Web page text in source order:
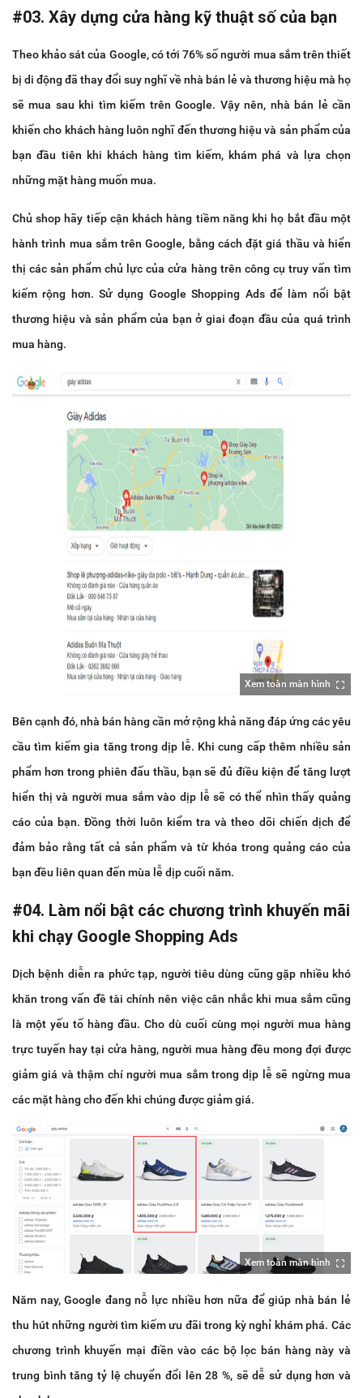
#03. Xây dựng cửa hàng kỹ thuật số của bạn
Theo khảo sát của Google, có tới 76% số người mua sắm trên thiết
bị di động đã thay đổi suy nghĩ về nhà bán lẻ và thương hiệu mà họ
sẽ mua sau khi tìm kiếm trên Google. Vậy nên, nhà bán lẻ cần
khiến cho khách hàng luôn nghĩ đến thương hiệu và sản phẩm của
bạn đầu tiên khi khách hàng tìm kiếm, khám phá và lựa chọn
những mặt hàng muốn mua.
Chủ shop hãy tiếp cận khách hàng tiềm năng khi họ bắt đầu một
hành trình mua sắm trên Google, bằng cách đặt giá thầu và hiển
thị các sản phẩm chủ lực của cửa hàng trên công cụ truy vấn tìm
kiếm rộng hơn. Sử dụng Google Shopping Ads để làm nổi bật
thương hiệu và sản phẩm của bạn ở giai đoạn đầu của quá trình
mua hàng.
Xem toàn màn hình
Bên cạnh đó, nhà bán hàng cần mở rộng khả năng đáp ứng các yêu
cầu tìm kiếm gia tăng trong dịp lễ. Khi cung cấp thêm nhiều sản
phẩm hơn trong phiên đấu thầu, bạn sẽ đủ điều kiện để tăng lượt
hiển thị và người mua sắm vào dịp lễ sẽ có thể nhìn thấy quảng
cáo của bạn. Đồng thời luôn kiểm tra và theo dõi chiến dịch để
đảm bảo rằng tất cả sản phẩm và từ khóa trong quảng cáo của
bạn đều liên quan đến mùa lễ dịp cuối năm.
#04. Làm nổi bật các chương trình khuyến mãi
khi chạy Google Shopping Ads
Dịch bệnh diễn ra phức tạp, người tiêu dùng cũng gặp nhiều khó
khăn trong vấn đề tài chính nên việc cân nhắc khi mua sắm cũng
là một yếu tố hàng đầu. Cho dù cuối cùng mọi người mua hàng
trực tuyến hay tại cửa hàng, người mua hàng đều mong đợi được
giảm giá và thậm chí người mua sắm trong dịp lễ sẽ ngừng mua
các mặt hàng cho đến khi chúng được giảm giá.
Xem toàn màn hình
Năm nay, Google đang nỗ lực nhiều hơn nữa để giúp nhà bán lẻ
thu hút những người tìm kiếm ưu đãi trong kỳ nghỉ khám phá. Các
chương trình khuyến mại điền vào các bộ lọc bán hàng này và
trung bình tăng tỷ lệ chuyển đổi lên 28 %, sẽ dễ sử dụng hơn và